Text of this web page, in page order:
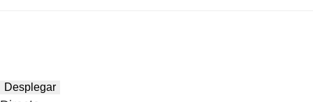
Desplegar